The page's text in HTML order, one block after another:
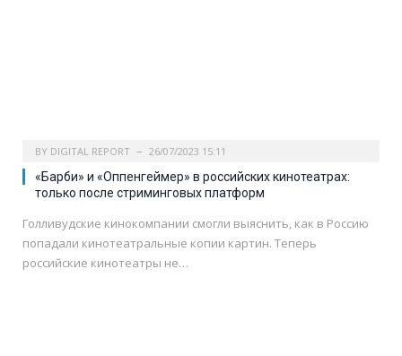
BY DIGITAL REPORT 26/07/2023 15:11
«Барби» и «Оппенгеймер» в российских кинотеатрах:
только после стриминговых платформ
Голливудские кинокомпании смогли выяснить, как в Россию
попадали кинотеатральные копии картин. Теперь
российские кинотеатры не…